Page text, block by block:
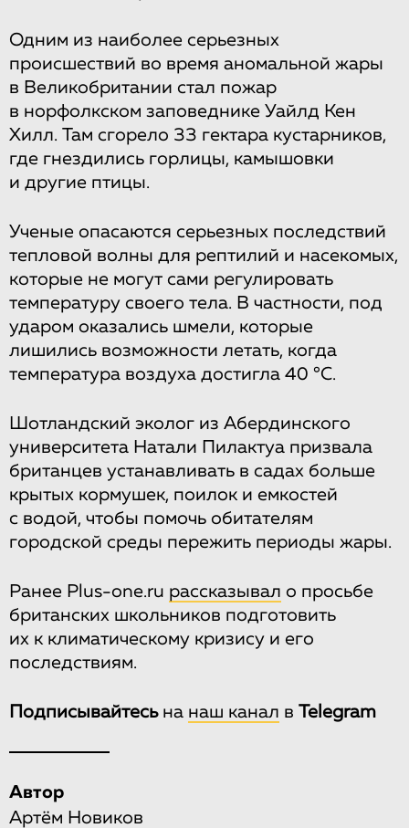
Одним из наиболее серьезных
происшествий во время аномальной жары
в Великобритании стал пожар
в норфолкском заповеднике Уайлд Кен
Хилл. Там сгорело 33 гектара кустарников,
где гнездились горлицы, камышовки
и другие птицы.
Ученые опасаются серьезных последствий
тепловой волны для рептилий и насекомых,
которые не могут сами регулировать
температуру своего тела. В частности, под
ударом оказались шмели, которые
лишились возможности летать, когда
температура воздуха достигла 40 °C.
Шотландский эколог из Абердинского
университета Натали Пилактуа призвала
британцев устанавливать в садах больше
крытых кормушек, поилок и емкостей
с водой, чтобы помочь обитателям
городской среды пережить периоды жары.
Ранее Plus-one.ru рассказывал о просьбе
британских школьников подготовить
их к климатическому кризису и его
последствиям.
Подписывайтесьна наш канал в Telegram
Автор
Артём Новиков